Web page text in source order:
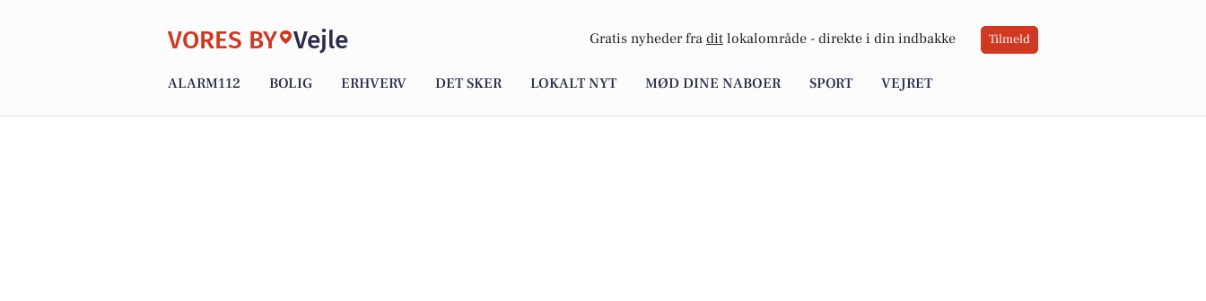
VORES BY Vejle Gratis nyheder fra dit lokalområde - direkte i din indbakke Tilmeld
ALARM112 BOLIG ERHVERV DET SKER LOKALT NYT MØD DINE NABOER SPORT VEJRET